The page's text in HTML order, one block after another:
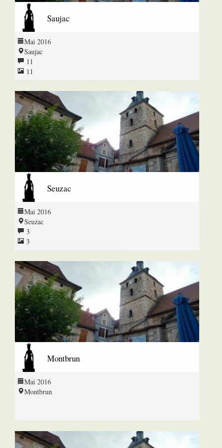
Saujac
Mai 2016
Saujac
11
11
Seuzac
Mai 2016
Seuzac
3
3
Montbrun
Mai 2016
Montbrun